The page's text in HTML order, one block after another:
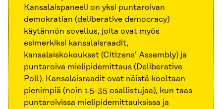
Kansalaispaneeli on yksi puntaroivan
demokratian (deliberative democracy)
käytännön sovellus, joita ovat myös
esimerkiksi kansalaisraadit,
kansalaiskokoukset (Citizens’ Assembly) ja
puntaroiva mielipidemittaus (Deliberative
Poll). Kansalaisraadit ovat näistä kooltaan
pienimpiä (noin 15-35 osallistujaa), kun taas
puntaroivissa mielipidemittauksissa ja